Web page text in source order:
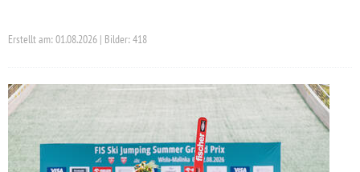
Erstellt am: 01.08.2026 | Bilder: 418